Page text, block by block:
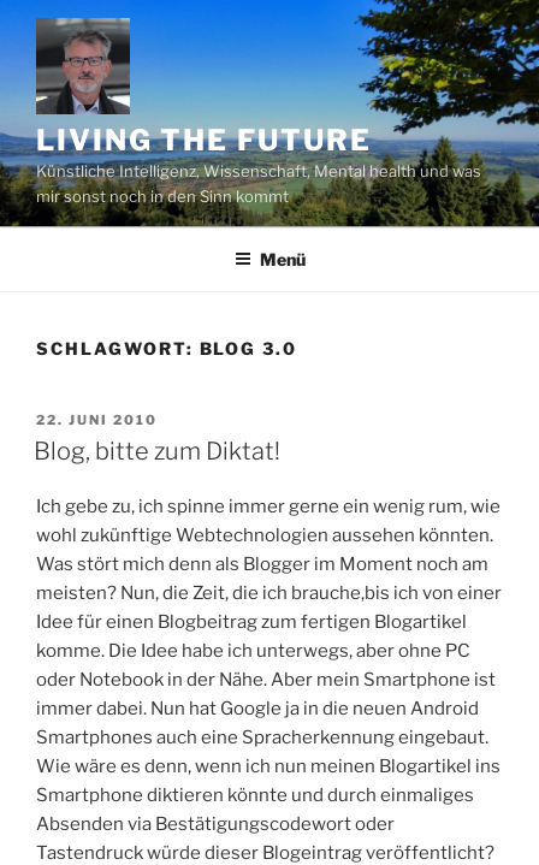
Zum
Inhalt
springen
LIVING THE FUTURE
Künstliche Intelligenz, Wissenschaft, Mental health und was
mir sonst noch in den Sinn kommt
Menü
SCHLAGWORT: BLOG 3.0
VERÖFFENTLICHT
AM
22. JUNI 2010
Blog, bitte zum Diktat!
Ich gebe zu, ich spinne immer gerne ein wenig rum, wie
wohl zukünftige Webtechnologien aussehen könnten.
Was stört mich denn als Blogger im Moment noch am
meisten? Nun, die Zeit, die ich brauche,bis ich von einer
Idee für einen Blogbeitrag zum fertigen Blogartikel
komme. Die Idee habe ich unterwegs, aber ohne PC
oder Notebook in der Nähe. Aber mein Smartphone ist
immer dabei. Nun hat Google ja in die neuen Android
Smartphones auch eine Spracherkennung eingebaut.
Wie wäre es denn, wenn ich nun meinen Blogartikel ins
Smartphone diktieren könnte und durch einmaliges
Absenden via Bestätigungscodewort oder
Tastendruck würde dieser Blogeintrag veröffentlicht?